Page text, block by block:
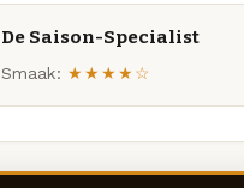
De Saison-Specialist
Smaak: ★★★★☆